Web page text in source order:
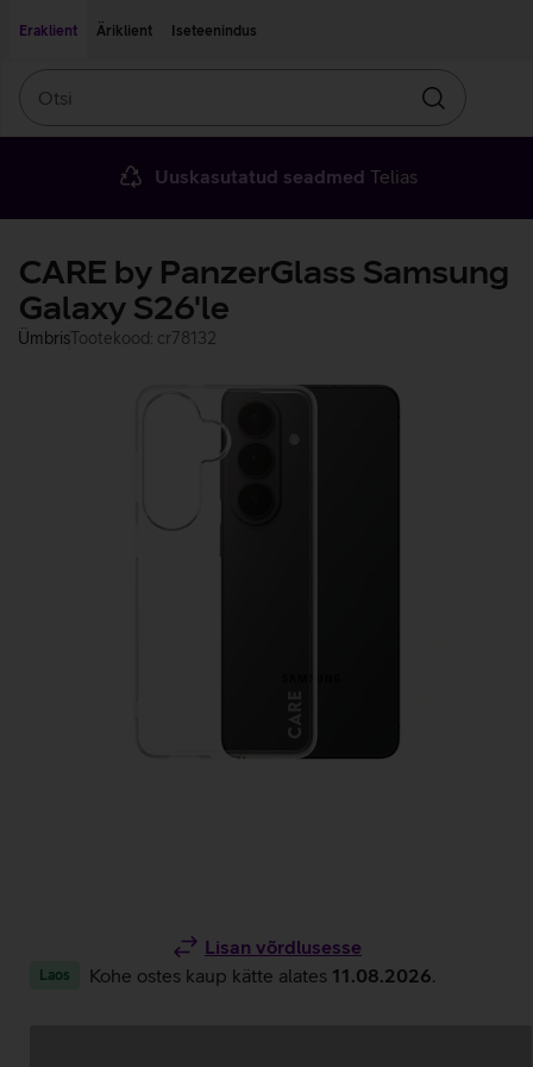
Eraklient
Äriklient Iseteenindus
Otsin
Uuskasutatud seadmed Telias
CARE by PanzerGlass Samsung
Galaxy S26'le
ÜmbrisTootekood: cr78132
Lisan võrdlusesse
Laos Kohe ostes kaup kätte alates 11.08.2026